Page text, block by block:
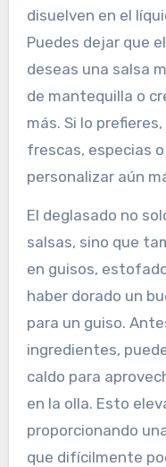
disuelven en el
Puedes dejar que
deseas una salsa
de mantequilla o
más. Si lo
frescas, especias
personalizar aún
El deglasado no
salsas, sino que
en guisos,
haber dorado un
para un guiso.
ingredientes,
caldo para
en la olla. Esto
proporcionando
que difícilmente